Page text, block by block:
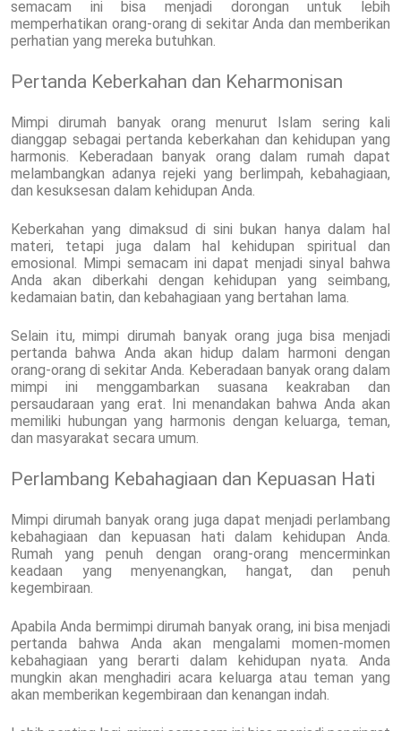
semacam ini bisa menjadi dorongan untuk lebih
memperhatikan orang-orang di sekitar Anda dan memberikan
perhatian yang mereka butuhkan.
Pertanda Keberkahan dan Keharmonisan
Mimpi dirumah banyak orang menurut Islam sering kali
dianggap sebagai pertanda keberkahan dan kehidupan yang
harmonis. Keberadaan banyak orang dalam rumah dapat
melambangkan adanya rejeki yang berlimpah, kebahagiaan,
dan kesuksesan dalam kehidupan Anda.
Keberkahan yang dimaksud di sini bukan hanya dalam hal
materi, tetapi juga dalam hal kehidupan spiritual dan
emosional. Mimpi semacam ini dapat menjadi sinyal bahwa
Anda akan diberkahi dengan kehidupan yang seimbang,
kedamaian batin, dan kebahagiaan yang bertahan lama.
Selain itu, mimpi dirumah banyak orang juga bisa menjadi
pertanda bahwa Anda akan hidup dalam harmoni dengan
orang-orang di sekitar Anda. Keberadaan banyak orang dalam
mimpi ini menggambarkan suasana keakraban dan
persaudaraan yang erat. Ini menandakan bahwa Anda akan
memiliki hubungan yang harmonis dengan keluarga, teman,
dan masyarakat secara umum.
Perlambang Kebahagiaan dan Kepuasan Hati
Mimpi dirumah banyak orang juga dapat menjadi perlambang
kebahagiaan dan kepuasan hati dalam kehidupan Anda.
Rumah yang penuh dengan orang-orang mencerminkan
keadaan yang menyenangkan, hangat, dan penuh
kegembiraan.
Apabila Anda bermimpi dirumah banyak orang, ini bisa menjadi
pertanda bahwa Anda akan mengalami momen-momen
kebahagiaan yang berarti dalam kehidupan nyata. Anda
mungkin akan menghadiri acara keluarga atau teman yang
akan memberikan kegembiraan dan kenangan indah.